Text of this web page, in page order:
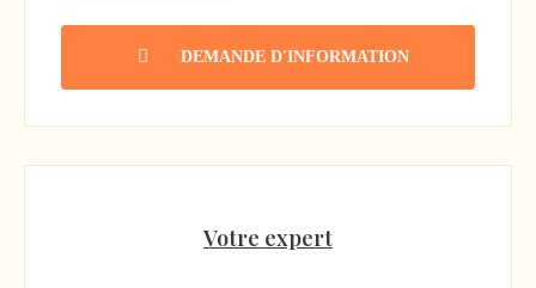
DEMANDE D'INFORMATION
Votre expert